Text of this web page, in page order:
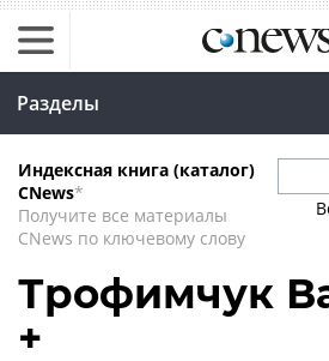
Разделы
Индексная книга (каталог)
CNews*
Получите все материалы
CNews по ключевому слову
Трофимчук
+